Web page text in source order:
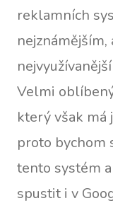
reklamních
Velmi
který však má
proto bychom
tento systém
spustit i v